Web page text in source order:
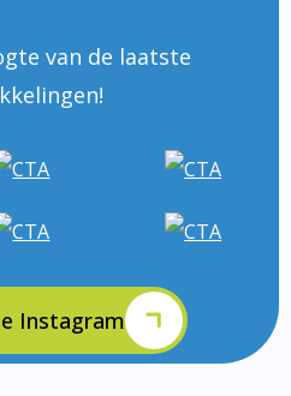
van de laatste
Instagram